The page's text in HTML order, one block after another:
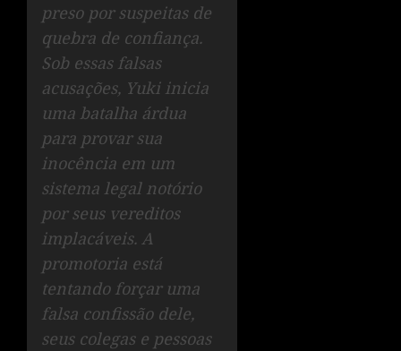
preso por suspeitas de
quebra de confiança.
Sob essas falsas
acusações, Yuki inicia
uma batalha árdua
para provar sua
inocência em um
sistema legal notório
por seus vereditos
implacáveis. A
promotoria está
tentando forçar uma
falsa confissão dele,
seus colegas e pessoas